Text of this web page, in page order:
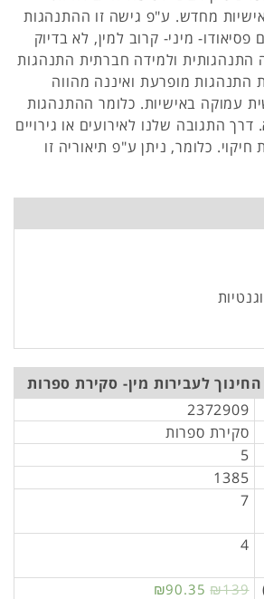
מחדש. ע"פ גישה זו ההתנהגות
מיני- קרוב למין, לא בדיוק
התנהגותית ולמידה חברתית התנהגות
התנהגות מופרעת ואיננה מהווה
עמוקה באישיות. כלומר ההתנהגות
התגובה שלנו לאירועים או גירויים
כלומר, ניתן ע"פ תיאוריה זו
לעבירות מין- סקירת ספרות
2372909
סקירת ספרות
5
1385
7
4
₪90.35 ₪139